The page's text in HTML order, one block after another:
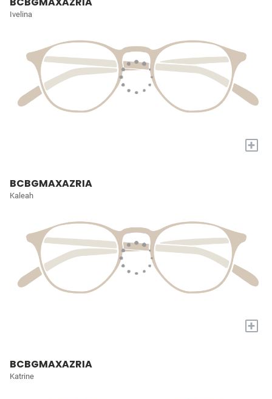
Ivelina
+
BCBGMAXAZRIA
Kaleah
+
BCBGMAXAZRIA
Katrine